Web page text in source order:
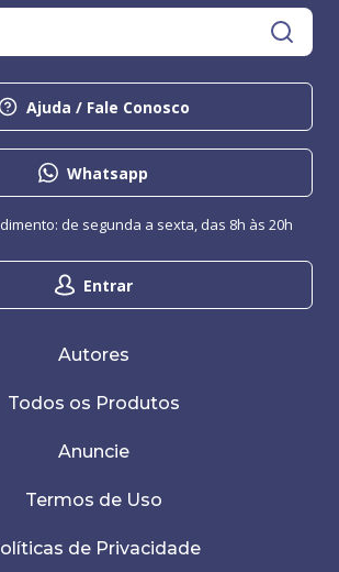
Ajuda / Fale Conosco
Whatsapp
Entrar
de segunda a sexta, das 8h às 20h
Autores
Todos os Produtos
Anuncie
Termos de Uso
de Privacidade